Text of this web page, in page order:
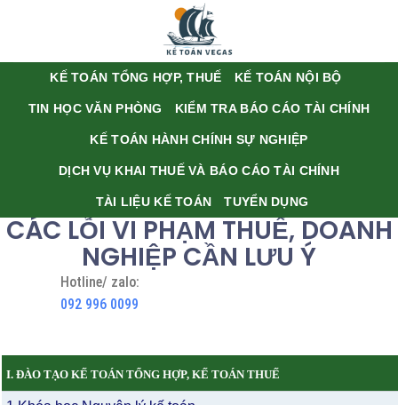
KẾ TOÁN TỔNG HỢP, THUẾ KẾ TOÁN NỘI BỘ
TIN HỌC VĂN PHÒNG KIỂM TRA BÁO CÁO TÀI CHÍNH
KẾ TOÁN HÀNH CHÍNH SỰ NGHIỆP
DỊCH VỤ KHAI THUẾ VÀ BÁO CÁO TÀI CHÍNH
TÀI LIỆU KẾ TOÁN TUYỂN DỤNG
CÁC LỖI VI PHẠM THUẾ, DOANH
NGHIỆP CẦN LƯU Ý
Hotline/ zalo:
092 996 0099
I. ĐÀO TẠO KẾ TOÁN TỔNG HỢP, KẾ TOÁN THUẾ